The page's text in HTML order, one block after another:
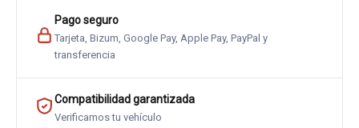
Pago seguro
Tarjeta, Bizum, Google Pay, Apple Pay, PayPal y
transferencia
Compatibilidad garantizada
Verificamos tu vehículo